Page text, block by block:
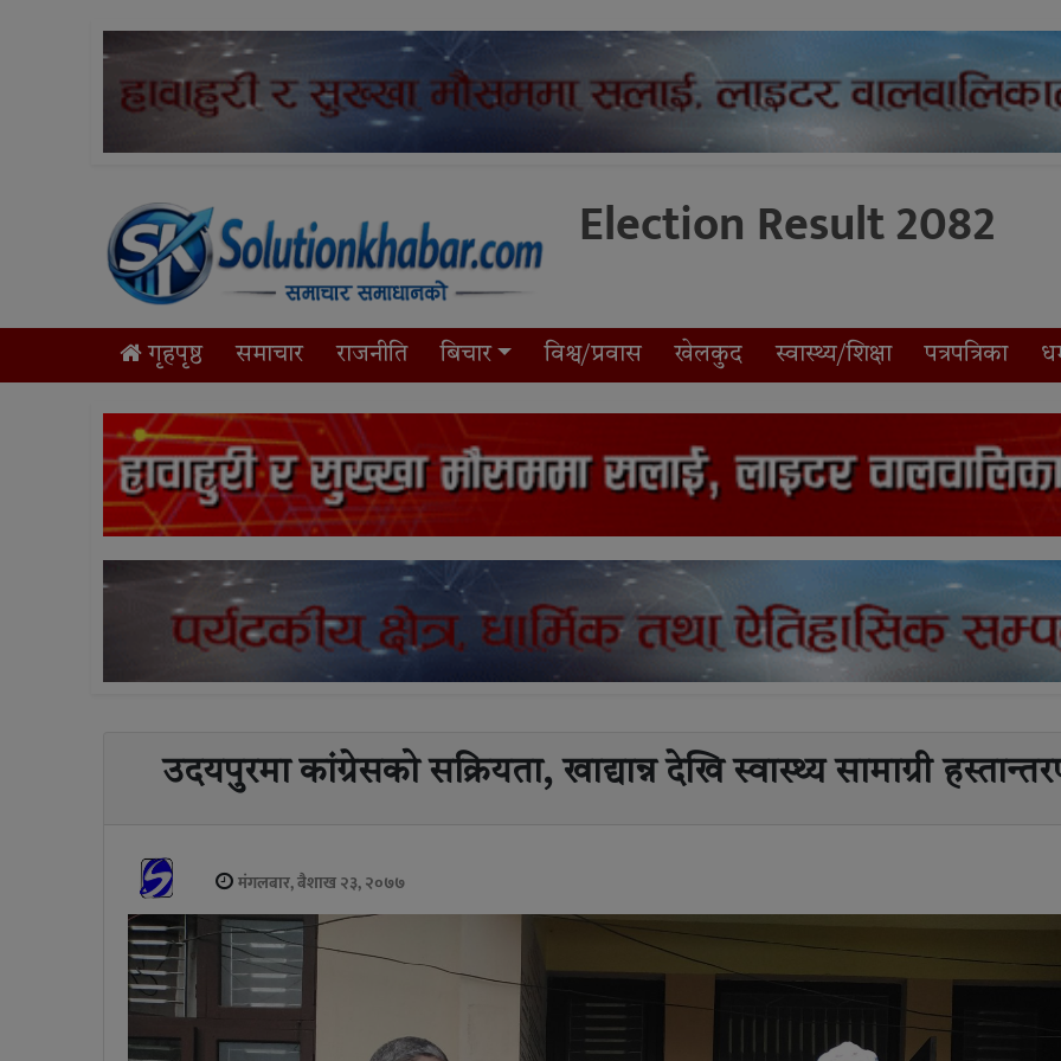
Election Result 2082
गृहपृष्ठ समाचार राजनीति बिचार विश्व/प्रवास खेलकुद स्वास्थ्य/शिक्षा पत्रपत्रिका
उदयपुरमा कांग्रेसको सक्रियता, खाद्यान्न देखि स्वास्थ्य सामाग्री
मंगलबार, बैशाख २३, २०७७